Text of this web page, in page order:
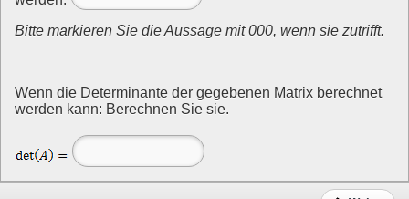
Bitte markieren Sie die Aussage mit 000, wenn sie zutrifft.
Wenn die Determinante der gegebenen Matrix berechnet
werden kann: Berechnen Sie sie.